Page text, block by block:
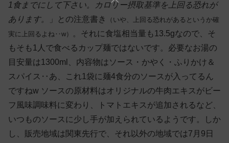
1食までにして下さい。カロリー摂取基準を上回る恐れが
あります。
」との注意書き
（いや、上回る恐れがあるというか確
実に上回るよね‥w）
。それに食塩相当量も13.5gなので、そ
もそも1人で食べるカップ麺ではないです。必要なお湯の
目安量は1300ml、内容物はソース・かやく・ふりかけ＆
スパイス‥あ、これ1袋に麺4食分のソースが入ってるん
ですねw ソースの原材料はオリジナルの牛肉エキスがビー
フ風味調味料に変わり、トマトエキスが追加されるなど、
いつものソースに少し手が加えられているようです。しか
し、販売地域は関東先行で、それ以外の地域では7月9日